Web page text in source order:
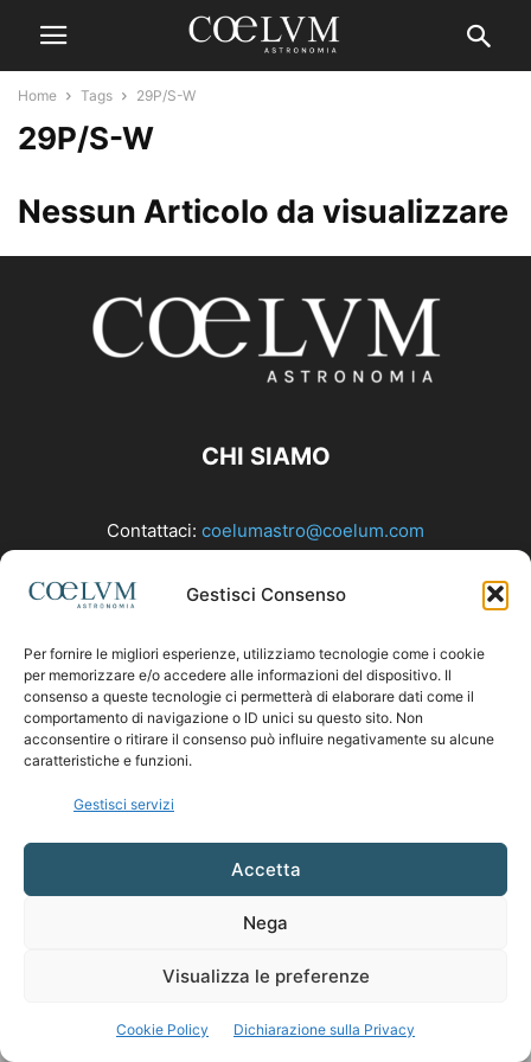
Gestisci Consenso
Per fornire le migliori esperienze, utilizziamo tecnologie come i cookie
per memorizzare e/o accedere alle informazioni del dispositivo. Il
consenso a queste tecnologie ci permetterà di elaborare dati come il
comportamento di navigazione o ID unici su questo sito. Non
acconsentire o ritirare il consenso può influire negativamente su alcune
caratteristiche e funzioni.
Gestisci servizi
Accetta
Nega
Visualizza le preferenze
Cookie Policy Dichiarazione sulla Privacy
Home Tags 29P/S-W
29P/S-W
Nessun Articolo da visualizzare
CHI SIAMO
Contattaci: coelumastro@coelum.com
SEGUICI